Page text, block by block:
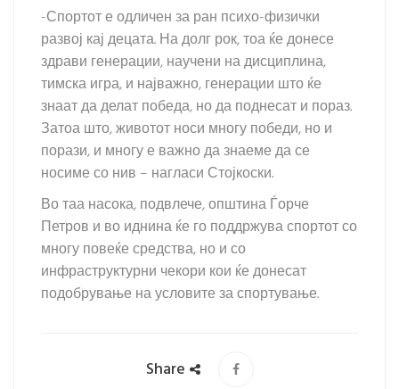
-Спортот е одличен за ран психо-физички
развој кај децата. На долг рок, тоа ќе донесе
здрави генерации, научени на дисциплина,
тимска игра, и најважно, генерации што ќе
знаат да делат победа, но да поднесат и пораз.
Затоа што, животот носи многу победи, но и
порази, и многу е важно да знаеме да се
носиме со нив – нагласи Стојкоски.
Во таа насока, подвлече, општина Ѓорче
Петров и во иднина ќе го поддржува спортот со
многу повеќе средства, но и со
инфраструктурни чекори кои ќе донесат
подобрување на условите за спортување.
Share